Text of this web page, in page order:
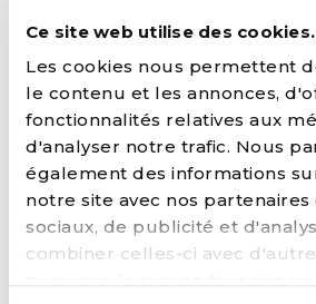
Ce site web utilise des cookies.
Les cookies nous permettent
le contenu et les annonces,
fonctionnalités relatives aux
d'analyser notre trafic. Nous
également des informations
notre site avec nos partenaires
sociaux, de publicité et
combiner celles-ci avec
de l’Action Sociale
Cet appel à projet s’inscrit dans
Gouvernement wallon de
stratégie de
institutionnalisation en faveur
perte d’autonomie.